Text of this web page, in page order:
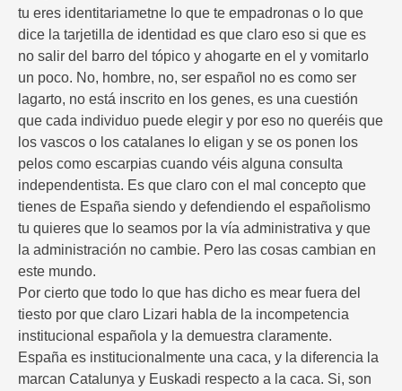
tu eres identitariametne lo que te empadronas o lo que
dice la tarjetilla de identidad es que claro eso si que es
no salir del barro del tópico y ahogarte en el y vomitarlo
un poco. No, hombre, no, ser español no es como ser
lagarto, no está inscrito en los genes, es una cuestión
que cada individuo puede elegir y por eso no queréis que
los vascos o los catalanes lo eligan y se os ponen los
pelos como escarpias cuando véis alguna consulta
independentista. Es que claro con el mal concepto que
tienes de España siendo y defendiendo el españolismo
tu quieres que lo seamos por la vía administrativa y que
la administración no cambie. Pero las cosas cambian en
este mundo.
Por cierto que todo lo que has dicho es mear fuera del
tiesto por que claro Lizari habla de la incompetencia
institucional española y la demuestra claramente.
España es institucionalmente una caca, y la diferencia la
marcan Catalunya y Euskadi respecto a la caca. Si, son